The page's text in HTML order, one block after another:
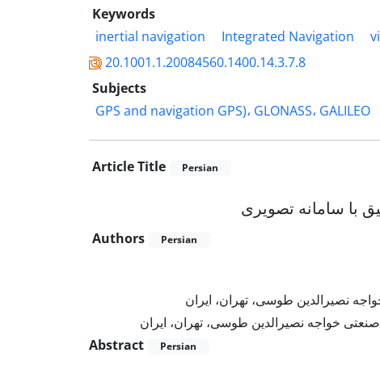
Keywords
inertial navigation
Integrated Navigation
20.1001.1.20084560.1400.14.3.7.8
Subjects
GPS and navigation GPS)، GLONASS، GALILEO
Article Title Persian
با سامانه تصویری
Authors Persian
نصیرالدین طوسی، تهران، ایران
خواجه نصیرالدین طوسی، تهران، ایران
Abstract
Persian